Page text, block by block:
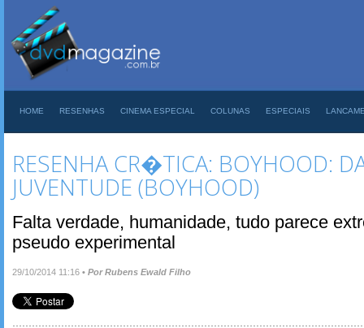
HOME RESENHAS CINEMA ESPECIAL COLUNAS ESPECIAIS
RESENHA CR�TICA: BOYHOOD:
JUVENTUDE (BOYHOOD)
Falta verdade, humanidade, tudo parece
pseudo experimental
29/10/2014 11:16 • Por Rubens Ewald Filho